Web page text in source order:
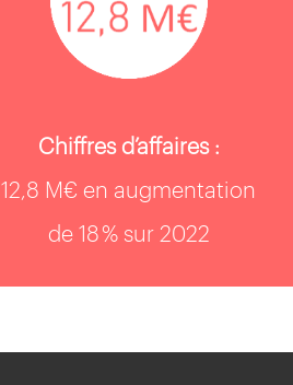
Chiffres d’affaires :
12,8 M€ en augmentation
de 18 % sur 2022